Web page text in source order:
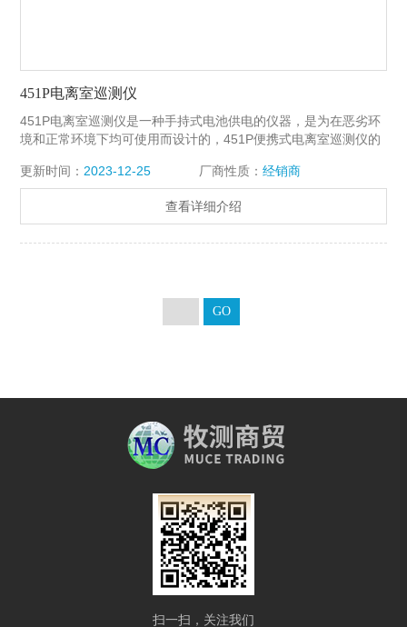
451P电离室巡测仪
451P电离室巡测仪是一种手持式电池供电的仪器，是为在恶劣环
境和正常环境下均可使用而设计的，451P便携式电离室巡测仪的
灵敏度，改善了能量响应。451P便携式电离室巡测仪可广泛用于
医学和保健物理学领域。451P型巡测仪是为测量X光诊断设备及
设备周围的辐射泄露和散射而设计的。
更新时间： 2023-12-25 厂商性质： 经销商
查看详细介绍
扫一扫，关注我们